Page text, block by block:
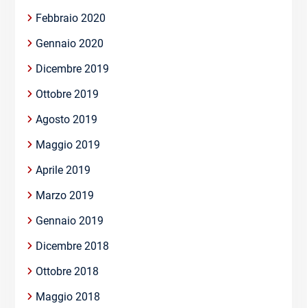
Febbraio 2020
Gennaio 2020
Dicembre 2019
Ottobre 2019
Agosto 2019
Maggio 2019
Aprile 2019
Marzo 2019
Gennaio 2019
Dicembre 2018
Ottobre 2018
Maggio 2018